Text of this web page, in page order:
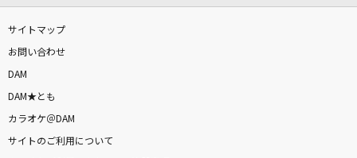
サイトマップ
お問い合わせ
DAM
DAM★とも
カラオケ＠DAM
サイトのご利用について